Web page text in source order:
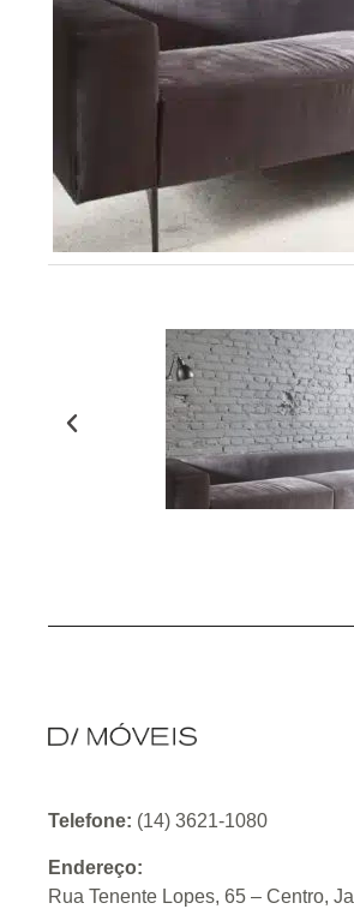
Telefone: (14) 3621-1080
Endereço:
Rua Tenente Lopes, 65 – Centro,